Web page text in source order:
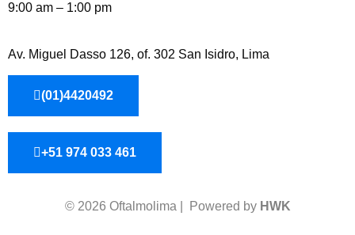
9:00 am – 1:00 pm
Av. Miguel Dasso 126, of. 302 San Isidro, Lima
(01)4420492
+51 974 033 461
© 2026 Oftalmolima | Powered by HWK